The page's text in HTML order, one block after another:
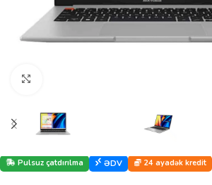
Pulsuz çatdırılma ƏDV 24 ayadək kredit